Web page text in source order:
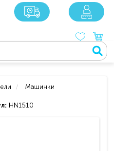
Машинки
HN1510
xxx